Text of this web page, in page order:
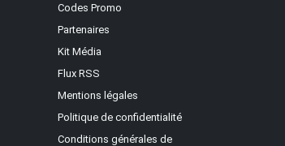
Codes Promo
Partenaires
Kit Média
Flux RSS
Mentions légales
Politique de confidentialité
Conditions générales de